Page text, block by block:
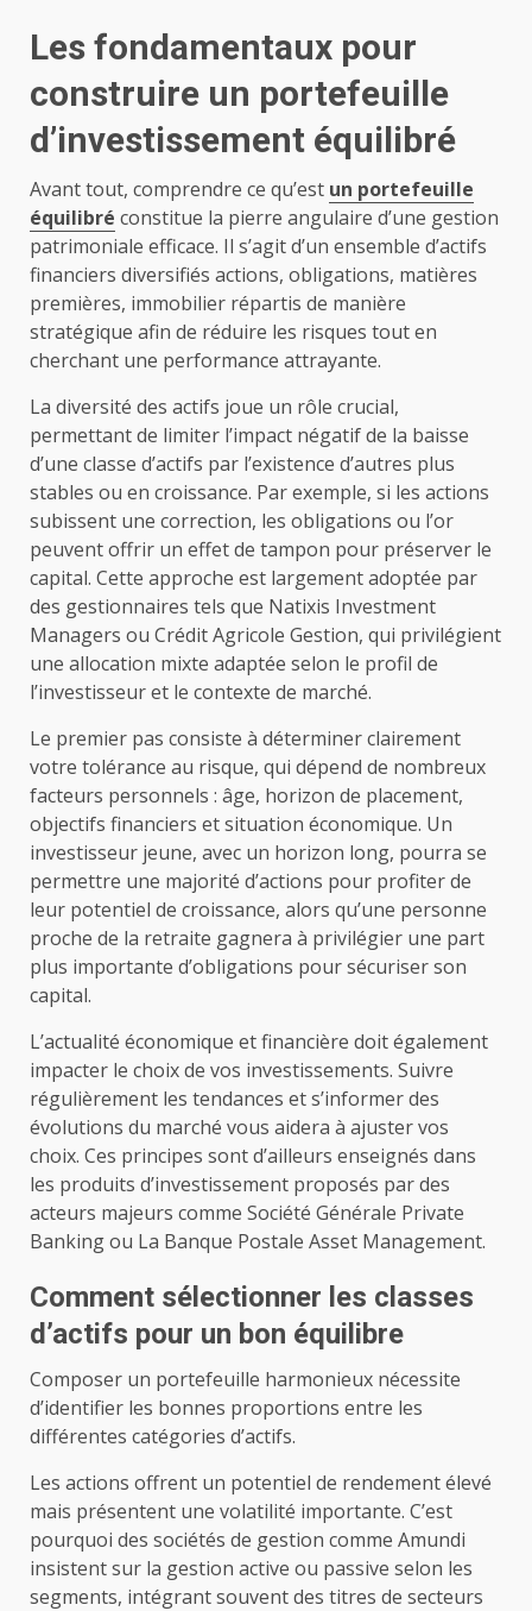
Les fondamentaux pour
construire un portefeuille
d’investissement équilibré
Avant tout, comprendre ce qu’est un portefeuille
équilibré constitue la pierre angulaire d’une gestion
patrimoniale efficace. Il s’agit d’un ensemble d’actifs
financiers diversifiés actions, obligations, matières
premières, immobilier répartis de manière
stratégique afin de réduire les risques tout en
cherchant une performance attrayante.
La diversité des actifs joue un rôle crucial,
permettant de limiter l’impact négatif de la baisse
d’une classe d’actifs par l’existence d’autres plus
stables ou en croissance. Par exemple, si les actions
subissent une correction, les obligations ou l’or
peuvent offrir un effet de tampon pour préserver le
capital. Cette approche est largement adoptée par
des gestionnaires tels que Natixis Investment
Managers ou Crédit Agricole Gestion, qui privilégient
une allocation mixte adaptée selon le profil de
l’investisseur et le contexte de marché.
Le premier pas consiste à déterminer clairement
votre tolérance au risque, qui dépend de nombreux
facteurs personnels : âge, horizon de placement,
objectifs financiers et situation économique. Un
investisseur jeune, avec un horizon long, pourra se
permettre une majorité d’actions pour profiter de
leur potentiel de croissance, alors qu’une personne
proche de la retraite gagnera à privilégier une part
plus importante d’obligations pour sécuriser son
capital.
L’actualité économique et financière doit également
impacter le choix de vos investissements. Suivre
régulièrement les tendances et s’informer des
évolutions du marché vous aidera à ajuster vos
choix. Ces principes sont d’ailleurs enseignés dans
les produits d’investissement proposés par des
acteurs majeurs comme Société Générale Private
Banking ou La Banque Postale Asset Management.
Comment sélectionner les classes
d’actifs pour un bon équilibre
Composer un portefeuille harmonieux nécessite
d’identifier les bonnes proportions entre les
différentes catégories d’actifs.
Les actions offrent un potentiel de rendement élevé
mais présentent une volatilité importante. C’est
pourquoi des sociétés de gestion comme Amundi
insistent sur la gestion active ou passive selon les
segments, intégrant souvent des titres de secteurs